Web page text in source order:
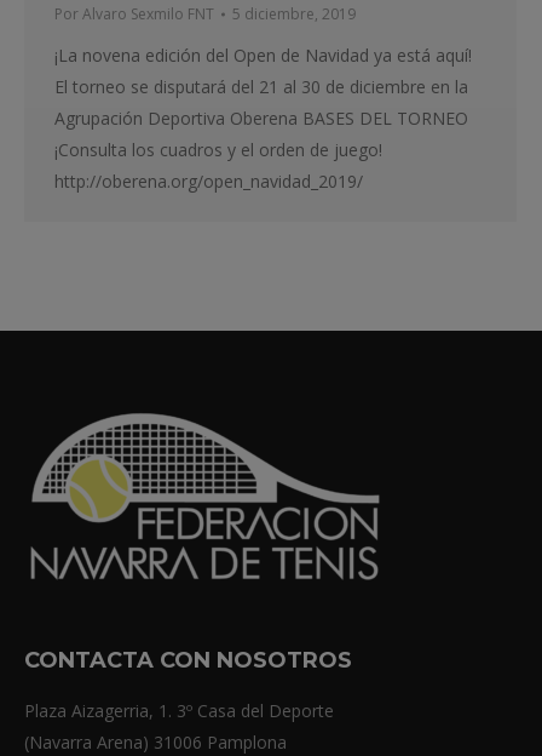
PorAlvaro Sexmilo FNT 5 diciembre, 2019
¡La novena edición del Open de Navidad ya está aquí!
El torneo se disputará del 21 al 30 de diciembre en la
Agrupación Deportiva Oberena BASES DEL TORNEO
¡Consulta los cuadros y el orden de juego!
http://oberena.org/open_navidad_2019/
CONTACTA CON NOSOTROS
Plaza Aizagerria, 1. 3º Casa del Deporte
(Navarra Arena) 31006 Pamplona